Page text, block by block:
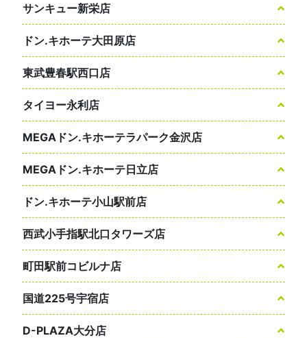
サンキュー新栄店
ドン.キホーテ大田原店
東武豊春駅西口店
タイヨー永利店
MEGAドン.キホーテラパーク金沢店
MEGAドン.キホーテ日立店
ドン.キホーテ小山駅前店
西武小手指駅北口タワーズ店
町田駅前コビルナ店
国道225号宇宿店
D-PLAZA大分店